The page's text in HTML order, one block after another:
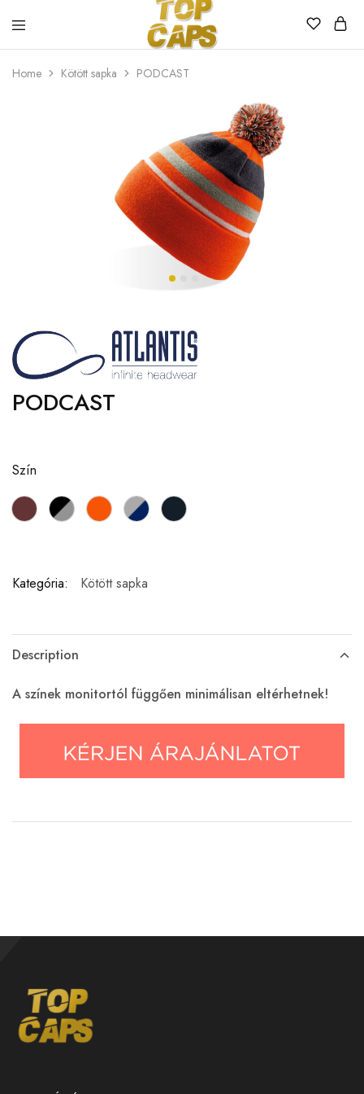
Top
Caps
Egyedi
emblémázott
Home Kötött sapka PODCAST
PODCAST
Szín
Kategória: Kötött sapka
Description
A színek monitortól függően minimálisan eltérhetnek!